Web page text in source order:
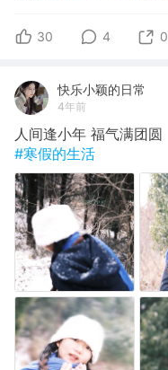
30 4 0
快乐小颖的日常
4年前
人间逢小年 福气满团圆
#寒假的生活